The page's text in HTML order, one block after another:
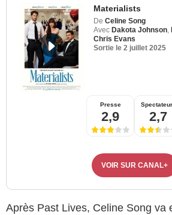
Materialists
De Celine Song
Avec Dakota Johnson,
Chris Evans
Sortie le 2 juillet 2025
Presse
2,9 2,7
VOIR SUR CANAL+
Après Past Lives, Celine Song va